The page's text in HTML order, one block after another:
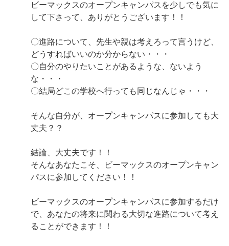
ビーマックスのオープンキャンパスを少しでも気に
して下さって、ありがとうございます！！
〇進路について、先生や親は考えろって言うけど、
どうすればいいのか分からない・・・
〇自分のやりたいことがあるような、ないよう
な・・・
〇結局どこの学校へ行っても同じなんじゃ・・・
そんな自分が、オープンキャンパスに参加しても大
丈夫？？
結論、大丈夫です！！
そんなあなたこそ、ビーマックスのオープンキャン
パスに参加してください！！
ビーマックスのオープンキャンパスに参加するだけ
で、あなたの将来に関わる大切な進路について考え
ることができます！！